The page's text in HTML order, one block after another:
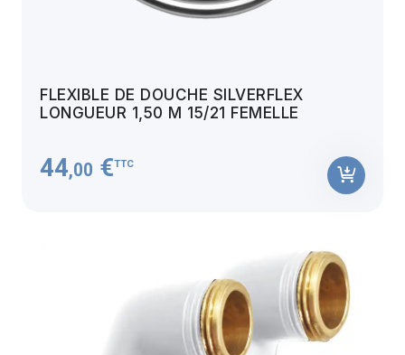
FLEXIBLE DE DOUCHE SILVERFLEX
LONGUEUR 1,50 M 15/21 FEMELLE
44,00 €TTC